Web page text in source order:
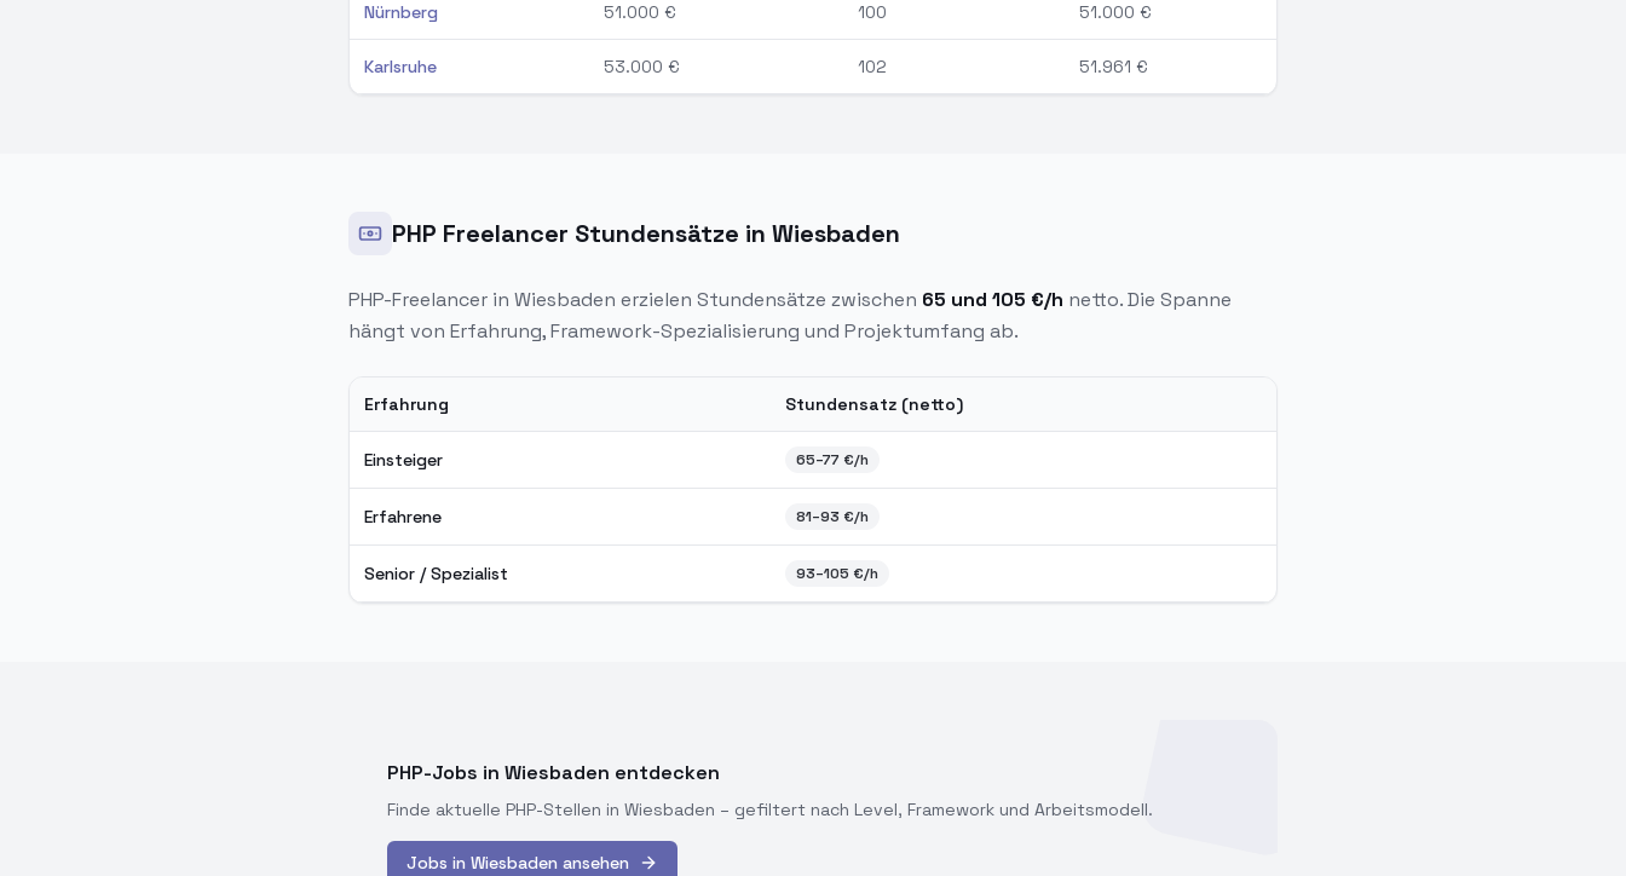
Nürnberg 51.000 € 100 51.000 €
Karlsruhe 53.000 € 102 51.961 €
PHP Freelancer Stundensätze in Wiesbaden
PHP-Freelancer in Wiesbaden erzielen Stundensätze zwischen 65 und 105 €/h netto. Die Spanne
hängt von Erfahrung, Framework-Spezialisierung und Projektumfang ab.
Erfahrung Stundensatz (netto)
Einsteiger 65–77 €/h
Erfahrene 81–93 €/h
Senior / Spezialist 93–105 €/h
PHP-Jobs in Wiesbaden entdecken
Finde aktuelle PHP-Stellen in Wiesbaden – gefiltert nach Level, Framework und Arbeitsmodell.
Jobs in Wiesbaden ansehen